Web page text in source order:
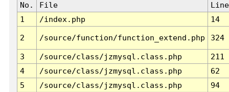
No. File
Line
1
/index.php 14
2 /source/function/function_extend.php 324
3 /source/class/jzmysql.class.php
211
4
/source/class/jzmysql.class.php
62
5
/source/class/jzmysql.class.php
94